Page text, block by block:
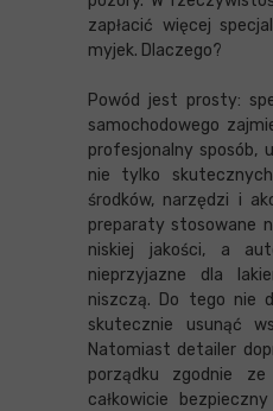
zapłacić więcej
myjek. Dlaczego?
Powód jest prosty:
samochodowego
profesjonalny sposób,
nie tylko
środków, narzędzi i
preparaty stosowane
niskiej jakości, a
nieprzyjazne dla
niszczą. Do tego nie
skutecznie usunąć
Natomiast detailer
porządku zgodnie
całkowicie